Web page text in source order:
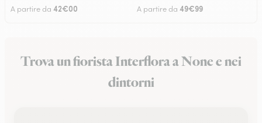
A partire da 42€00 A partire da 49€99
Trova un fiorista Interflora a None e nei
dintorni